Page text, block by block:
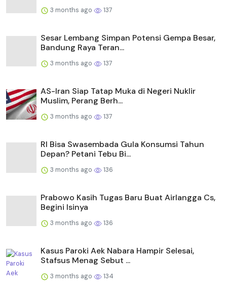
3 months ago 137
Sesar Lembang Simpan Potensi Gempa Besar,
Bandung Raya Teran...
3 months ago 137
AS-Iran Siap Tatap Muka di Negeri Nuklir
Muslim, Perang Berh...
3 months ago 137
RI Bisa Swasembada Gula Konsumsi Tahun
Depan? Petani Tebu Bi...
3 months ago 136
Prabowo Kasih Tugas Baru Buat Airlangga Cs,
Begini Isinya
3 months ago 136
Kasus Paroki Aek Nabara Hampir Selesai,
Stafsus Menag Sebut ...
3 months ago 134